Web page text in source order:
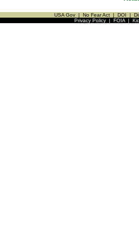
USA Gov | No Fear Act | DOI |
Privacy Policy| FOIA|